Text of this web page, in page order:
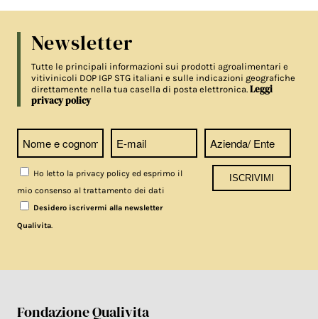
Newsletter
Tutte le principali informazioni sui prodotti agroalimentari e
vitivinicoli DOP IGP STG italiani e sulle indicazioni geografiche
direttamente nella tua casella di posta elettronica.Leggi
privacy policy
Ho letto la privacy policy ed esprimo il
mio consenso al trattamento dei dati
Desidero iscrivermi alla newsletter
Qualivita
Fondazione Qualivita